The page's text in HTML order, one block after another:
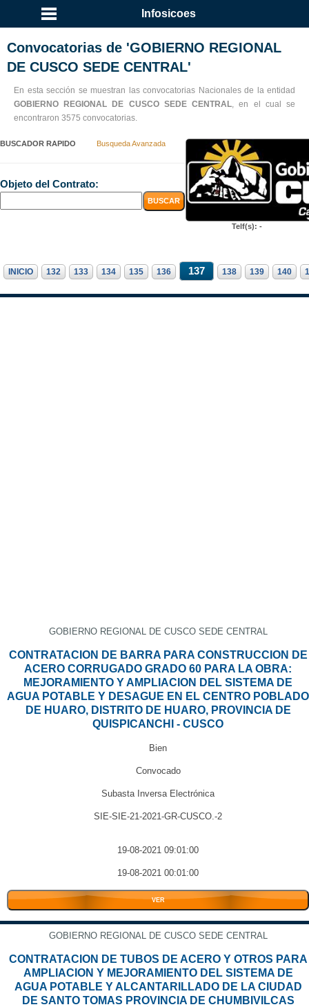
Infosicoes
Convocatorias de 'GOBIERNO REGIONAL
DE CUSCO SEDE CENTRAL'
En esta sección se muestran las convocatorias Nacionales de la entidad
GOBIERNO REGIONAL DE CUSCO SEDE CENTRAL, en el cual se
encontraron 3575 convocatorias.
BUSCADOR RAPIDO Busqueda Avanzada
Objeto del Contrato:
Telf(s): -
INICIO 132 133 134 135 136 137 138 139 140
GOBIERNO REGIONAL DE CUSCO SEDE CENTRAL
CONTRATACION DE BARRA PARA CONSTRUCCION DE
ACERO CORRUGADO GRADO 60 PARA LA OBRA:
MEJORAMIENTO Y AMPLIACION DEL SISTEMA DE
AGUA POTABLE Y DESAGUE EN EL CENTRO POBLADO
DE HUARO, DISTRITO DE HUARO, PROVINCIA DE
QUISPICANCHI - CUSCO
Bien
Convocado
Subasta Inversa Electrónica
SIE-SIE-21-2021-GR-CUSCO.-2
19-08-2021 09:01:00
19-08-2021 00:01:00
VER
GOBIERNO REGIONAL DE CUSCO SEDE CENTRAL
CONTRATACION DE TUBOS DE ACERO Y OTROS PARA
AMPLIACION Y MEJORAMIENTO DEL SISTEMA DE
AGUA POTABLE Y ALCANTARILLADO DE LA CIUDAD
DE SANTO TOMAS PROVINCIA DE CHUMBIVILCAS